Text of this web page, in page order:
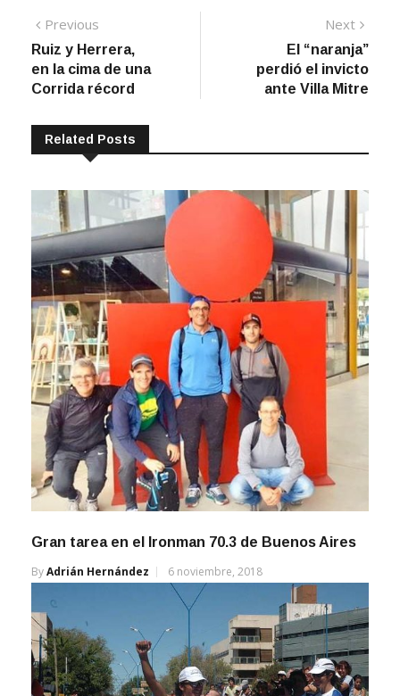
Navegación
de
entradas
Previous
post:
Ruiz y Herrera,
en la cima de una
Corrida récord
Next
post:
El “naranja”
perdió el invicto
ante Villa Mitre
Related Posts
Gran tarea en el Ironman 70.3 de Buenos Aires
ByAdrián Hernández 6 noviembre, 2018